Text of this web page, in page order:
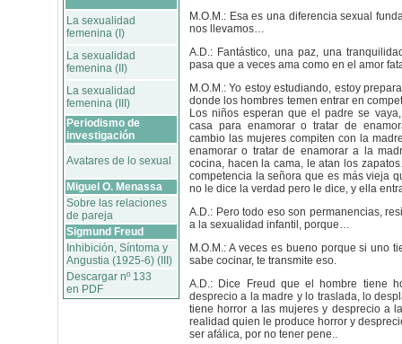
La sexualidad
femenina (I)
La sexualidad
femenina (II)
La sexualidad
femenina (III)
Periodismo de
investigación
Avatares de lo sexual
Miguel O. Menassa
Sobre las relaciones
de pareja
Sigmund Freud
Inhibición, Síntoma y
Angustia (1925-6) (III)
Descargar nº 133
en PDF
M.O.M.: Esa es una diferencia sexual
nos llevamos…
A.D.: Fantástico, una paz, una
pasa que a veces ama como en el amor
M.O.M.: Yo estoy estudiando, estoy
donde los hombres temen entrar en
Los niños esperan que el padre se
casa para enamorar o tratar de
cambio las mujeres compiten con la
enamorar o tratar de enamorar a la
cocina, hacen la cama, le atan los
competencia la señora que es más vieja
no le dice la verdad pero le dice, y ella
A.D.: Pero todo eso son permanencias,
a la sexualidad infantil, porque…
M.O.M.: A veces es bueno porque si uno
sabe cocinar, te transmite eso.
A.D.: Dice Freud que el hombre tiene
desprecio a la madre y lo traslada, lo
tiene horror a las mujeres y desprecio a
realidad quien le produce horror y
ser afálica, por no tener pene..